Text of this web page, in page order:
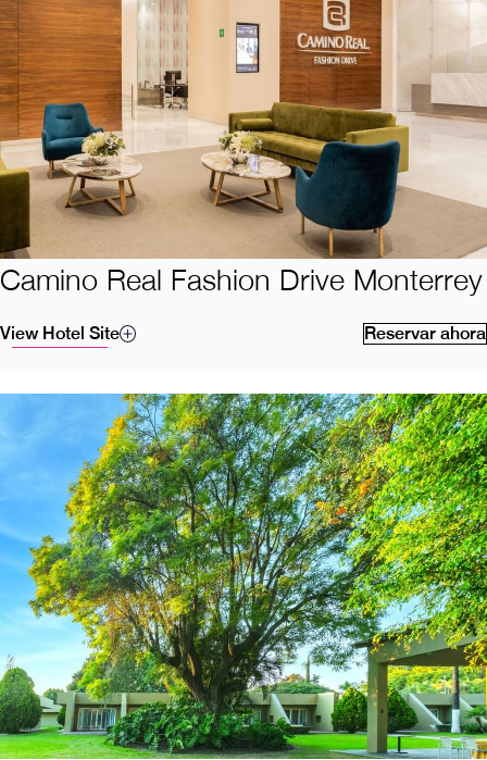
Camino Real Fashion Drive Monterrey
Reservar ahora
View Hotel Site